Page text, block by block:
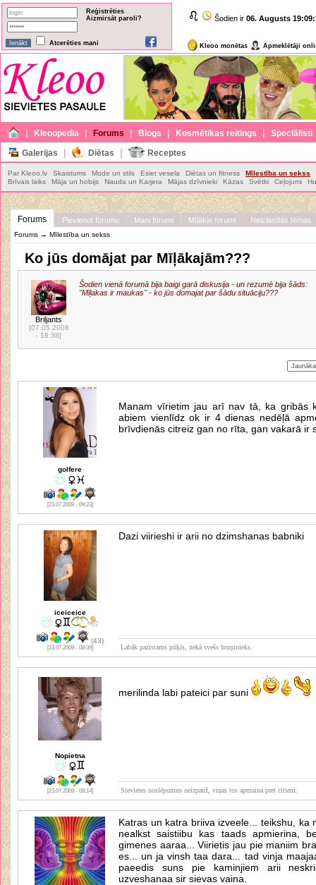
Reģistrēties
Aizmirsāt paroli?
Atcerēties mani
Šodien ir 06. Augusts
Kleoo monētas Apmeklētāji
| Kleoopedia | Forums | Blogs | Kosmētikas reitings | Speciālisti
Galerijas | Diētas | Receptes
Par Kleoo.lv Skaistums Mode un stils Esiet vesela Diētas un fitness
Mīlestība un sekss
Brīvais laiks
Māja un hobijs Nauda un Karjera Mājas dzīvnieki Kāzas Svētki Ceļojumi
Forums Pievienot forumu Mani forumi Mīļākie forumi Neizlasītās tēmas
Forums → Mīlestība un sekss
Ko jūs domājat par Mīļākajām???
Briljants
[07.05.2008
- 18:38]
Šodien vienā forumā bija baigi garā diskusija - un rezumē bija šāds:
"Mīļakas ir maukas" - ko jūs domajat par šādu situāciju???
golfere
[23.07.2009 - 09:23]
Manam vīrietim jau arī nav tā, ka gribās
abiem vienlīdz ok ir 4 dienas nedēļā
brīvdienās citreiz gan no rīta, gan vakarā ir
iceiceice
(43)
[23.07.2009 - 08:39]
Dazi viirieshi ir arii no dzimshanas babniki
Labāk pazīstams pūķis, nekā svešs bruņinieks.
Nopietna
[23.07.2009 - 08:14]
merilinda labi pateici par suni
Sievietes noslēpumus neizpauž, viņas tos apmaina pret citiem.
Katras un katra briiva izveele... teikshu, ka
nealkst saistiibu kas taads apmierina,
gimenes aaraa... Viirietis jau pie maniim
es... un ja vinsh taa dara... tad vinja
paeedis suns pie kaminjiem arii
uzveshanaa sir sievas vaina.